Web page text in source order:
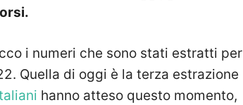
i numeri che sono stati estratti per
Quella di oggi è la terza estrazione
hanno atteso questo momento,